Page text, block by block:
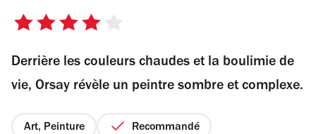
4
5
étoiles
Derrière les couleurs chaudes et la boulimie de
vie, Orsay révèle un peintre sombre et complexe.
Art, Peinture Recommandé